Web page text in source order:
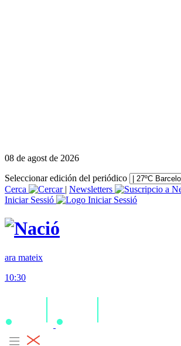
08 de agost de 2026
Seleccionar edición del periódico
Cerca
| Newsletters
Iniciar Sessió
ara mateix
10:30